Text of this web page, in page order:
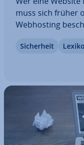
muss sich früher
Web­hos­ting
und welche
Si­cher­heit